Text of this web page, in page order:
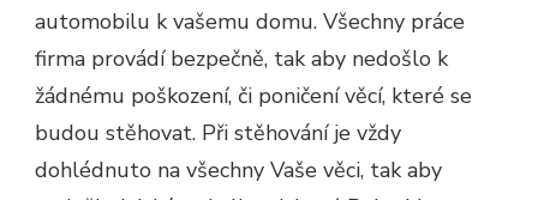
automobilu k vašemu domu. Všechny práce
firma provádí bezpečně, tak aby nedošlo k
žádnému poškození, či poničení věcí, které se
budou stěhovat. Při stěhování je vždy
dohlédnuto na všechny Vaše věci, tak aby